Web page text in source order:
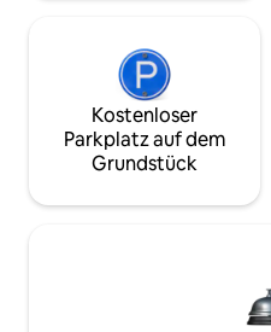
Kostenloser
Parkplatz auf dem
Grundstück